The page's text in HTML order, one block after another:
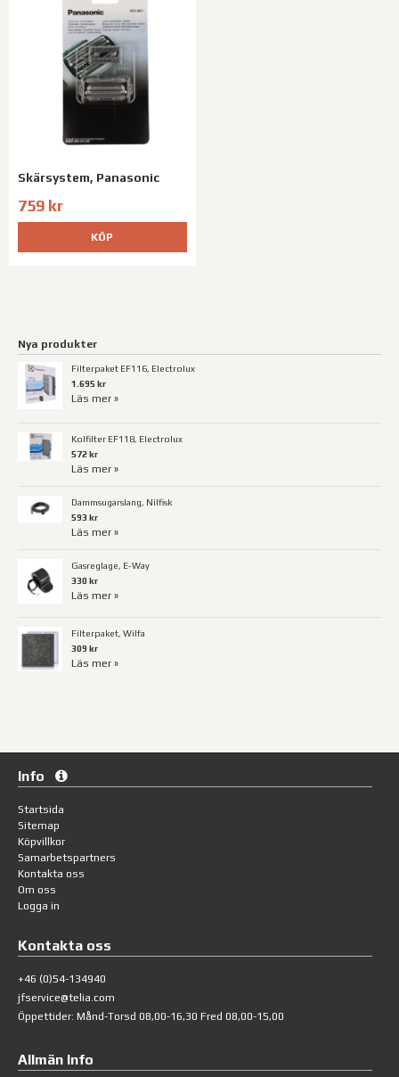
Skärsystem, Panasonic
759 kr
KÖP
Nya produkter
Filterpaket EF116, Electrolux
1.695 kr
Läs mer »
Kolfilter EF118, Electrolux
572 kr
Läs mer »
Dammsugarslang, Nilfisk
593 kr
Läs mer »
Gasreglage, E-Way
330 kr
Läs mer »
Filterpaket, Wilfa
309 kr
Läs mer »
Info
Startsida
Sitemap
Köpvillkor
Samarbetspartners
Kontakta oss
Om oss
Logga in
Kontakta oss
+46 (0)54-134940
jfservice@telia.com
Öppettider: Månd-Torsd 08,00-16,30 Fred 08,00-15,00
Allmän Info